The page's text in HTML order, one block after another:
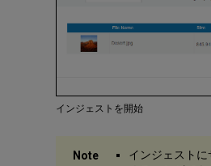
キ
インジェストを開始
インジェスト